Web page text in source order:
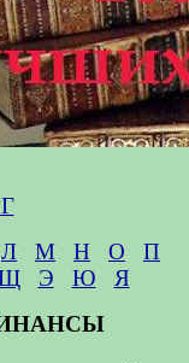
Л М Н О
П
Э Ю
Я